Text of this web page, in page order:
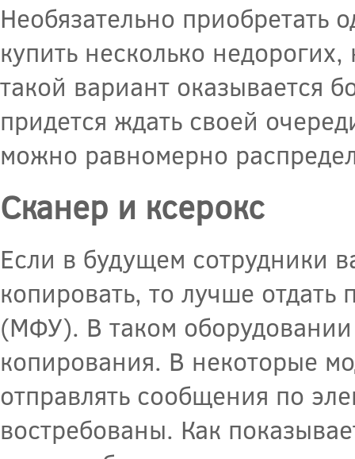
Необязательно
купить несколько
такой вариант оказывается
придется ждать своей
можно равномерно
Сканер и ксерокс
Если в будущем сотрудники
копировать, то лучше
(МФУ). В таком
копирования. В некоторые
отправлять сообщения по
востребованы. Как